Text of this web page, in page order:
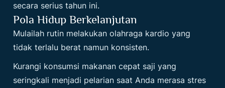
secara serius tahun ini.
Pola Hidup Berkelanjutan
Mulailah rutin melakukan olahraga kardio yang
tidak terlalu berat namun konsisten.
Kurangi konsumsi makanan cepat saji yang
seringkali menjadi pelarian saat Anda merasa stres